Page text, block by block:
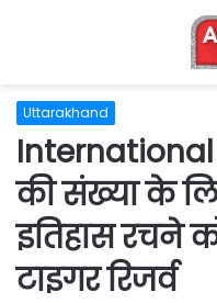
Uttarakhand
International
की संख्या के
इतिहास रचने
टाइगर रिजर्व